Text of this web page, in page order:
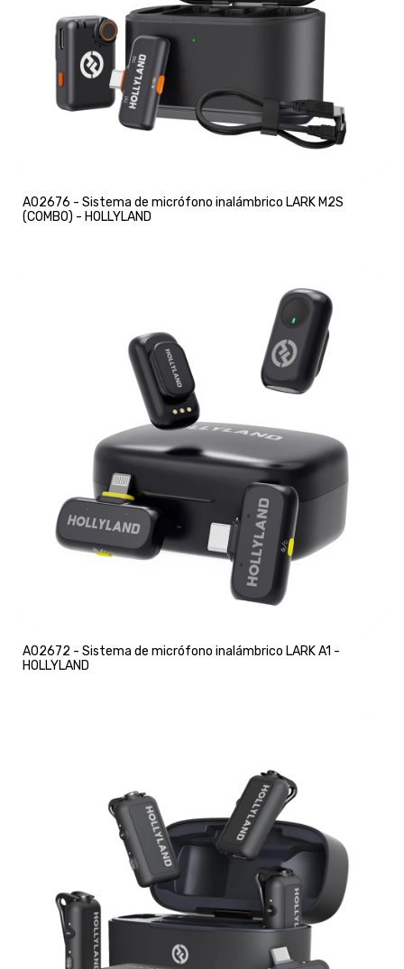
A02676 - Sistema de micrófono inalámbrico LARK M2S
(COMBO) - HOLLYLAND
A02672 - Sistema de micrófono inalámbrico LARK A1 -
HOLLYLAND